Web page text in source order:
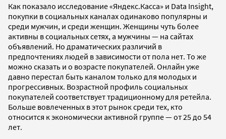
Как показало исследование «Яндекс.Касса» и Data Insight,
покупки в социальных каналах одинаково популярны и
среди мужчин, и среди женщин. Женщины чуть более
активны в социальных сетях, а мужчины — на сайтах
объявлений. Но драматических различий в
предпочтениях людей в зависимости от пола нет. То же
можно сказать и о возрасте покупателей. Онлайн уже
давно перестал быть каналом только для молодых и
прогрессивных. Возрастной профиль социальных
покупателей соответствует традиционному для ретейла.
Больше вовлеченных в этот рынок среди тех, кто
относится к экономически активной группе — от 25 до 54
лет.